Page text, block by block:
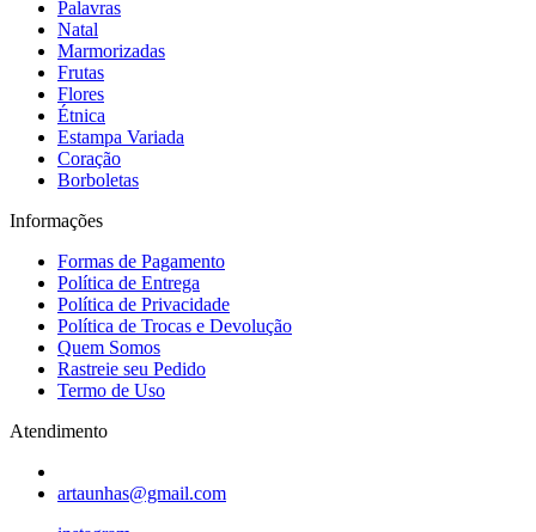
Palavras
Natal
Marmorizadas
Frutas
Flores
Étnica
Estampa Variada
Coração
Borboletas
Informações
Formas de Pagamento
Política de Entrega
Política de Privacidade
Política de Trocas e Devolução
Quem Somos
Rastreie seu Pedido
Termo de Uso
Atendimento
artaunhas@gmail.com